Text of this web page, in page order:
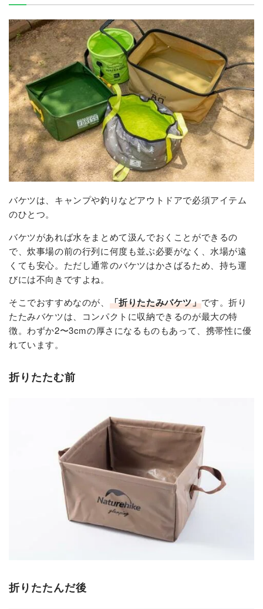
バケツは、キャンプや釣りなどアウトドアで必須アイテム
のひとつ。
バケツがあれば水をまとめて汲んでおくことができるの
で、炊事場の前の行列に何度も並ぶ必要がなく、水場が遠
くても安心。ただし通常のバケツはかさばるため、持ち運
びには不向きですよね。
そこでおすすめなのが、 「折りたたみバケツ」です。折り
たたみバケツは、コンパクトに収納できるのが最大の特
徴。わずか2〜3cmの厚さになるものもあって、携帯性に優
れています。
折りたたむ前
折りたたんだ後